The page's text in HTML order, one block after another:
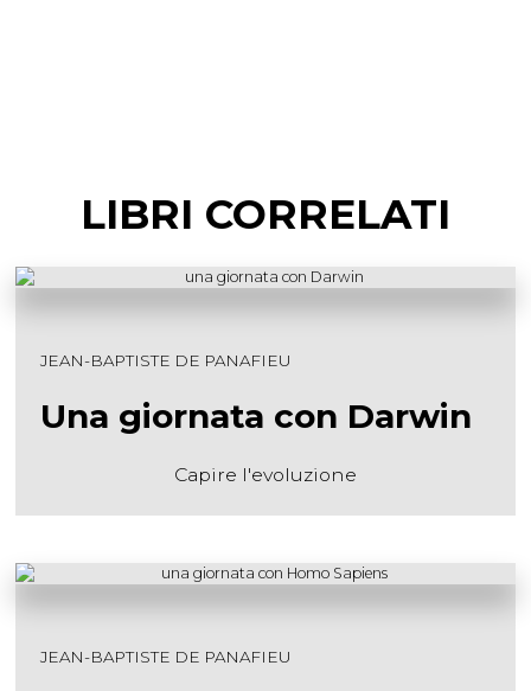
LIBRI CORRELATI
JEAN-BAPTISTE DE PANAFIEU
Una giornata con Darwin
Capire l'evoluzione
JEAN-BAPTISTE DE PANAFIEU